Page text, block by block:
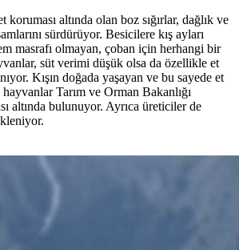
altında olan boz sığırlar, dağlık ve
sürdürüyor. Besicilere kış ayları
masrafı olmayan, çoban için herhangi bir
süt verimi düşük olsa da özellikle et
Kışın doğada yaşayan ve bu sayede et
Tarım ve Orman Bakanlığı
altında bulunuyor. Ayrıca üreticiler de